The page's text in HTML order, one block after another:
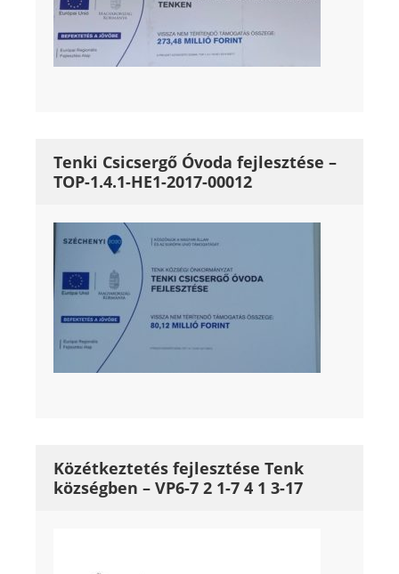
Tenki Csicsergő Óvoda fejlesztése –
TOP-1.4.1-HE1-2017-00012
Közétkeztetés fejlesztése Tenk
községben – VP6-7 2 1-7 4 1 3-17